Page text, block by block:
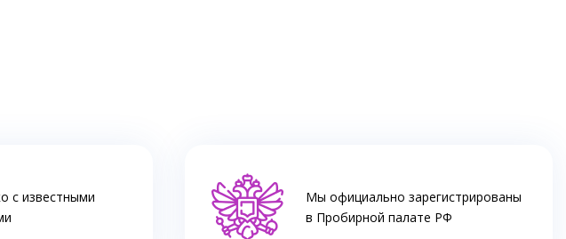
с известными
Мы официально зарегистрированы
в Пробирной палате РФ